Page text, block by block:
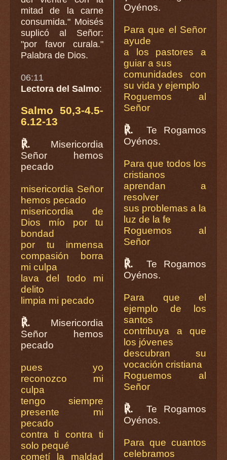
mitad de la carne
consumida." Moisés
suplicó al Señor:
"por favor curala."
Palabra de Dios.
06:11
Lectora del Salmo:
Salmo 50,3-4.5-
6.12-13
℟.
Misericordia
Señor hemos
pecado
misericordia Señor
hemos pecado
misericordia de
Dios mío por tu
bondad
por tu inmensa
compasión borra
mi culpa
lava del todo mi
delito
limpia mi pecado
℟.
Misericordia
Señor hemos
pecado
pues yo
reconozco mi
culpa
tengo siempre
presente mi
pecado
contra ti contra ti
solo pequé
cometí la maldad
Oyénos.
Para que el Señor
ayude
a los pastores a
guiar a sus
comunidades con
su vida y ejemplo
Roguemos al
Señor
℟.
Te Rogamos
Oyénos.
Para que todos los
cristianos
aprendan a
resolver
sus problemas a la
luz de la fe
Roguemos al
Señor
℟.
Te Rogamos
Oyénos.
Para que el
ejemplo de los
santos
contribuya a que
los jóvenes
descubran su
vocación cristiana
Roguemos al
Señor
℟.
Te Rogamos
Oyénos.
Para que cuantos
celebramos